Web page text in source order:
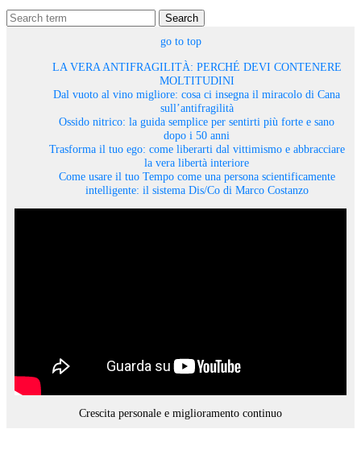
Search
go to top
LA VERA ANTIFRAGILITÀ: PERCHÉ DEVI CONTENERE
MOLTITUDINI
Dal vuoto al vino migliore: cosa ci insegna il miracolo di Cana
sull’antifragilità
Ossido nitrico: la guida semplice per sentirti più forte e sano
dopo i 50 anni
Trasforma il tuo ego: come liberarti dal vittimismo e abbracciare
la vera libertà interiore
Come usare il tuo Tempo come una persona scientificamente
intelligente: il sistema Dis/Co di Marco Costanzo
Crescita personale e miglioramento continuo